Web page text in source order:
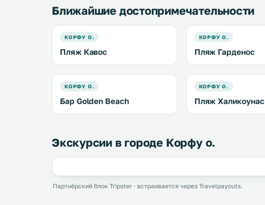
Ближайшие достопримечательности
КОРФУ О.
Пляж Кавос
КОРФУ О.
Пляж Гарденос
КОРФУ О.
Бар Golden Beach
КОРФУ О.
Пляж Халикоунас
Экскурсии в городе Корфу о.
Партнёрский блок Tripster · встраивается через Travelpayouts.